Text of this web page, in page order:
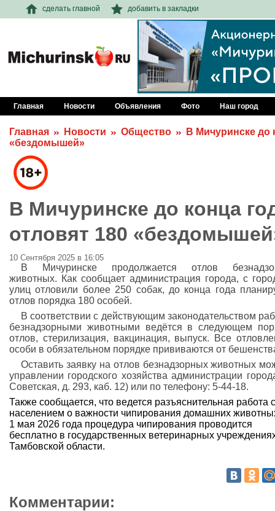
сделать главной добавить в закладки
Главная Новости Объявления Фото Наш город
Главная Новости Общество
В Мичуринске до
«бездомышей»
В Мичуринске до конца
отловят 180
10 Сентября 2025 в 16:05
В Мичуринске продолжается отлов
животных. Как сообщает администрация города, с
улиц отловили более 250 собак, до конца года
отлов порядка 180 особей.
В соответствии с действующим законодательством
безнадзорными животными ведётся в следующем
отлов, стерилизация, вакцинация, выпуск. Все
особи в обязательном порядке прививаются от
Оставить заявку на отлов безнадзорных животных
управлении городского хозяйства администрации
Советская, д. 293, каб. 12) или по телефону: 5-44-18.
Также сообщается, что ведется разъяснительная работа с
населением о важности чипирования домашних
1 мая 2026 года процедура чипирования проводится
бесплатно в государственных ветеринарных
Тамбовской области.
Комментарии: